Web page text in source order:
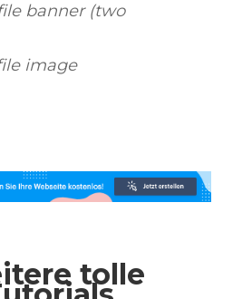
banner (two
image
tolle